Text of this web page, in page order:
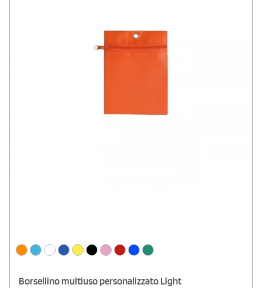
Borsellino multiuso personalizzato Light